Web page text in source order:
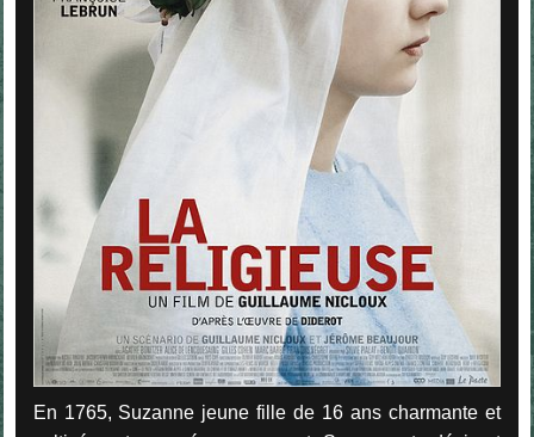
En 1765, Suzanne jeune fille de 16 ans charmante et